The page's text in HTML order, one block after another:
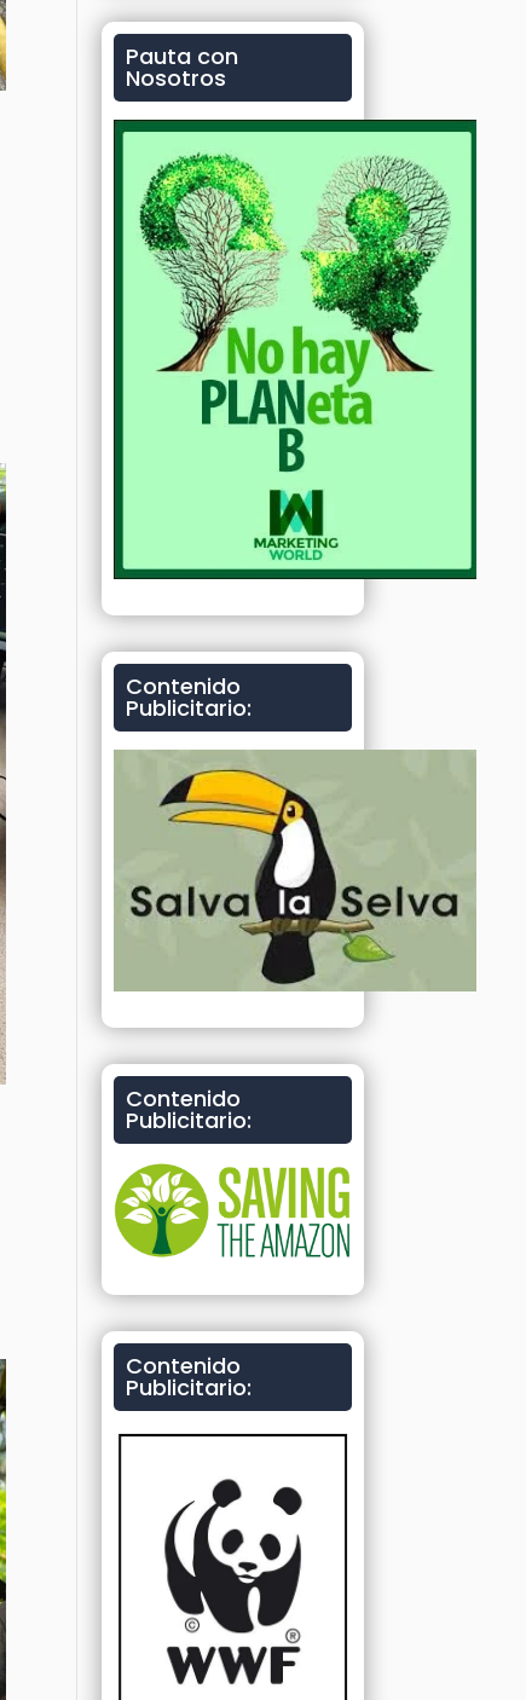
Pauta con
Nosotros
Contenido
Publicitario:
Contenido
Publicitario:
Contenido
Publicitario: